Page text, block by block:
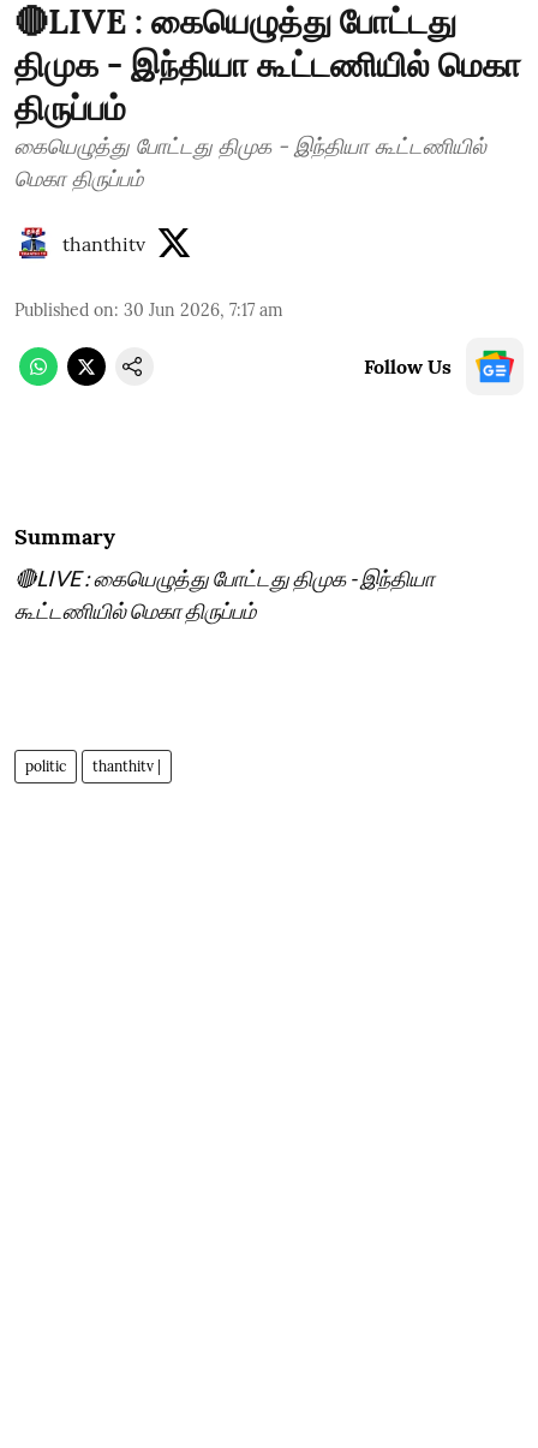
🔴LIVE : கையெழுத்து போட்டது
திமுக - இந்தியா கூட்டணியில் மெகா
திருப்பம்
கையெழுத்து போட்டது திமுக - இந்தியா கூட்டணியில்
மெகா திருப்பம்
thanthitv
Published on: 30 Jun 2026, 7:17 am
Follow Us
Summary
🔴LIVE : கையெழுத்து போட்டது திமுக - இந்தியா
கூட்டணியில் மெகா திருப்பம்
politic thanthitv |